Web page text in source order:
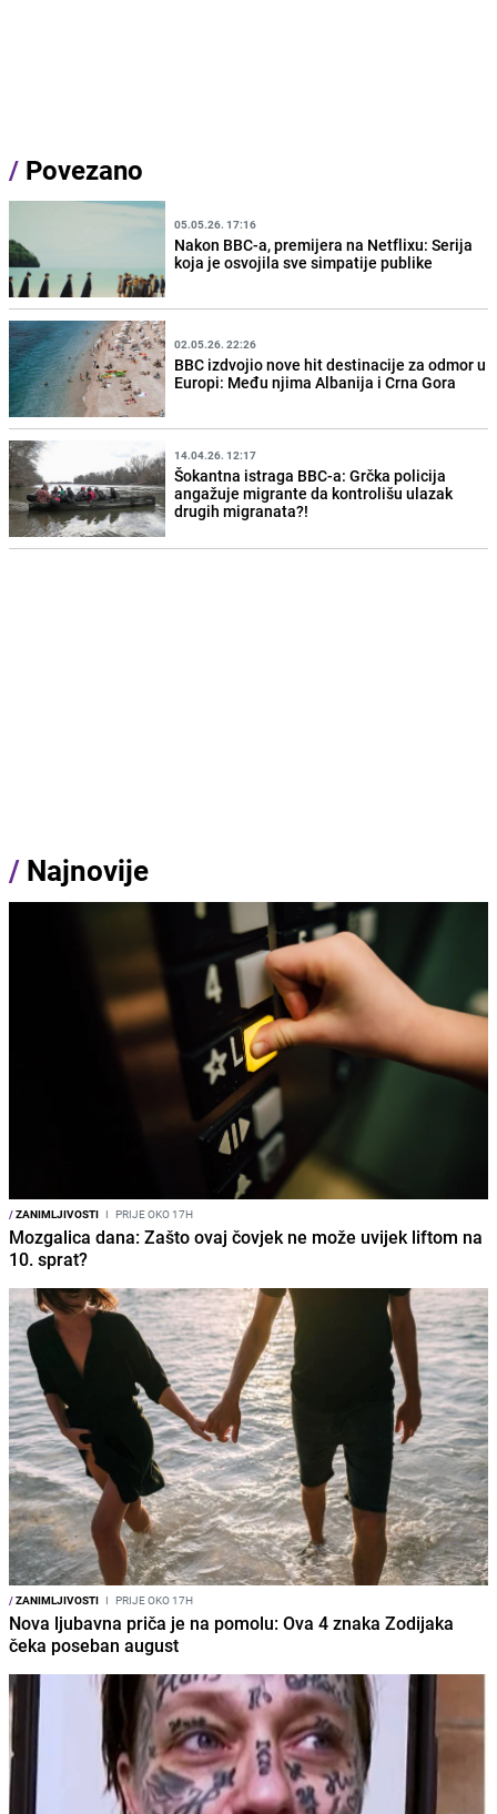
/ Povezano
05.05.26. 17:16
Nakon BBC-a, premijera na Netflixu: Serija
koja je osvojila sve simpatije publike
02.05.26. 22:26
BBC izdvojio nove hit destinacije za odmor u
Europi: Među njima Albanija i Crna Gora
14.04.26. 12:17
Šokantna istraga BBC-a: Grčka policija
angažuje migrante da kontrolišu ulazak
drugih migranata?!
/ Najnovije
/ZANIMLJIVOSTI I PRIJE OKO 17H
Mozgalica dana: Zašto ovaj čovjek ne može uvijek liftom na
10. sprat?
/ZANIMLJIVOSTI I PRIJE OKO 17H
Nova ljubavna priča je na pomolu: Ova 4 znaka Zodijaka
čeka poseban august